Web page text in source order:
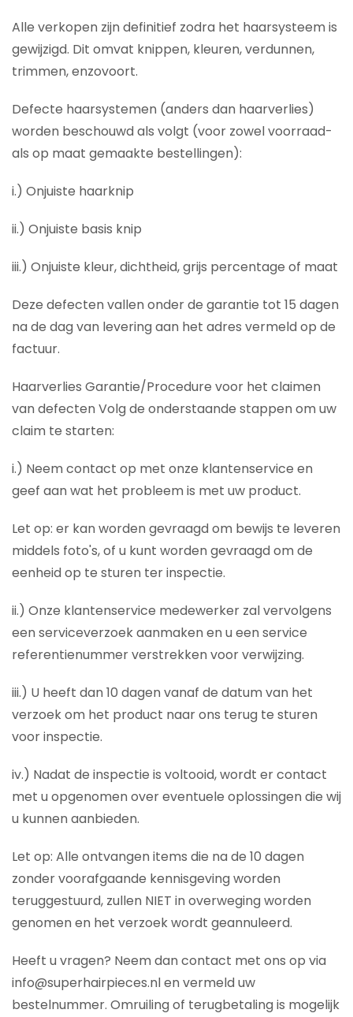
Alle verkopen zijn definitief zodra het haarsysteem is
gewijzigd. Dit omvat knippen, kleuren, verdunnen,
trimmen, enzovoort.
Defecte haarsystemen (anders dan haarverlies)
worden beschouwd als volgt (voor zowel voorraad-
als op maat gemaakte bestellingen):
i.) Onjuiste haarknip
ii.) Onjuiste basis knip
iii.) Onjuiste kleur, dichtheid, grijs percentage of maat
Deze defecten vallen onder de garantie tot 15 dagen
na de dag van levering aan het adres vermeld op de
factuur.
Haarverlies Garantie/Procedure voor het claimen
van defecten Volg de onderstaande stappen om uw
claim te starten:
i.) Neem contact op met onze klantenservice en
geef aan wat het probleem is met uw product.
Let op: er kan worden gevraagd om bewijs te leveren
middels foto's, of u kunt worden gevraagd om de
eenheid op te sturen ter inspectie.
ii.) Onze klantenservice medewerker zal vervolgens
een serviceverzoek aanmaken en u een service
referentienummer verstrekken voor verwijzing.
iii.) U heeft dan 10 dagen vanaf de datum van het
verzoek om het product naar ons terug te sturen
voor inspectie.
iv.) Nadat de inspectie is voltooid, wordt er contact
met u opgenomen over eventuele oplossingen die wij
u kunnen aanbieden.
Let op: Alle ontvangen items die na de 10 dagen
zonder voorafgaande kennisgeving worden
teruggestuurd, zullen NIET in overweging worden
genomen en het verzoek wordt geannuleerd.
Heeft u vragen? Neem dan contact met ons op via
info@superhairpieces.nl en vermeld uw
bestelnummer. Omruiling of terugbetaling is mogelijk